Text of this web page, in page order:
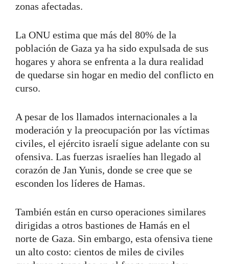
zonas afectadas.
La ONU estima que más del 80% de la
población de Gaza ya ha sido expulsada de sus
hogares y ahora se enfrenta a la dura realidad
de quedarse sin hogar en medio del conflicto en
curso.
A pesar de los llamados internacionales a la
moderación y la preocupación por las víctimas
civiles, el ejército israelí sigue adelante con su
ofensiva. Las fuerzas israelíes han llegado al
corazón de Jan Yunis, donde se cree que se
esconden los líderes de Hamas.
También están en curso operaciones similares
dirigidas a otros bastiones de Hamás en el
norte de Gaza. Sin embargo, esta ofensiva tiene
un alto costo: cientos de miles de civiles